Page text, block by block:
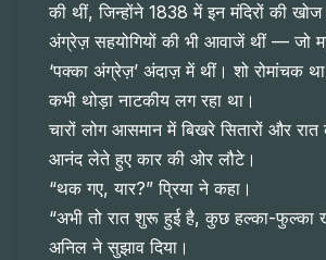
की थीं, जिन्होंने 1838 में इन मंदिरों की
अंग्रेज़ सहयोगियों की भी आवाजें थीं — जो
‘पक्का अंग्रेज़’ अंदाज़ में थीं। शो रोमांचक
कभी थोड़ा नाटकीय लग रहा था।
चारों लोग आसमान में बिखरे सितारों और रात
आनंद लेते हुए कार की ओर लौटे।
“थक गए, यार?” प्रिया ने कहा।
“अभी तो रात शुरू हुई है, कुछ हल्का-फुल्का
अनिल ने सुझाव दिया।